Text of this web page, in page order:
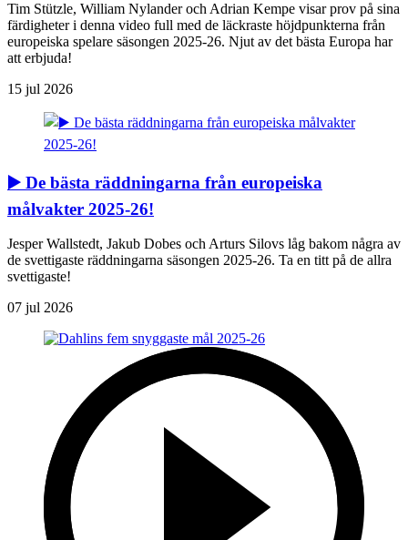
Tim Stützle, William Nylander och Adrian Kempe visar prov på sina
färdigheter i denna video full med de läckraste höjdpunkterna från
europeiska spelare säsongen 2025-26. Njut av det bästa Europa har
att erbjuda!
15 jul 2026
▶️ De bästa räddningarna från europeiska
målvakter 2025-26!
Jesper Wallstedt, Jakub Dobes och Arturs Silovs låg bakom några av
de svettigaste räddningarna säsongen 2025-26. Ta en titt på de allra
svettigaste!
07 jul 2026